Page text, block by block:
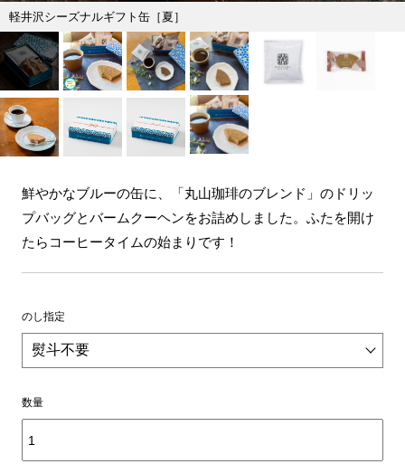
軽井沢シーズナルギフト缶［夏］
鮮やかなブルーの缶に、「丸山珈琲のブレンド」のドリッ
プバッグとバームクーヘンをお詰めしました。ふたを開け
たらコーヒータイムの始まりです！
のし指定
数量